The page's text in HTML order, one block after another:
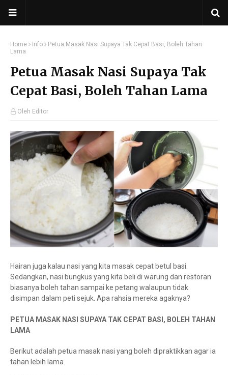
Home Info
Petua Masak Nasi Supaya Tak Cepat Basi, Boleh Tahan
Lama
Petua Masak Nasi Supaya Tak
Cepat Basi, Boleh Tahan Lama
Oleh Editor
Hairan juga kalau nasi yang kita masak cepat betul basi.
Sedangkan, nasi bungkus yang kita beli di warung dan restoran
biasanya boleh tahan sampai ke petang walaupun tidak
disimpan dalam peti sejuk. Apa rahsia mereka agaknya?
PETUA MASAK NASI SUPAYA TAK CEPAT BASI, BOLEH TAHAN
LAMA
Berikut adalah petua masak nasi yang boleh dipraktikkan agar ia
tahan lebih lama.